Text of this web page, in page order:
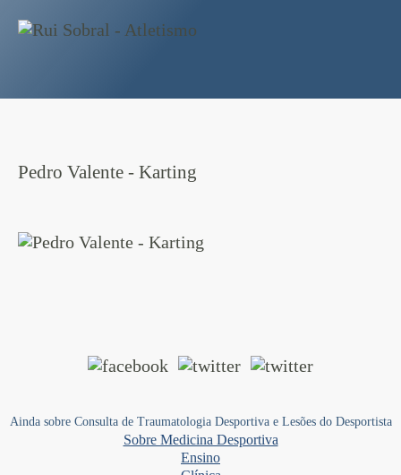
Pedro Valente - Karting
Ainda sobre Consulta de Traumatologia Desportiva e Lesões do Desportista
Sobre Medicina Desportiva
Ensino